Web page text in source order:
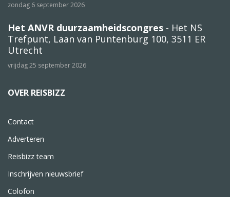
zondag 6 september 2026
Het ANVR duurzaamheidscongres - Het NS
Trefpunt, Laan van Puntenburg 100, 3511 ER
Utrecht
vrijdag 25 september 2026
OVER REISBIZZ
Contact
Adverteren
Reisbizz team
Inschrijven nieuwsbrief
Colofon